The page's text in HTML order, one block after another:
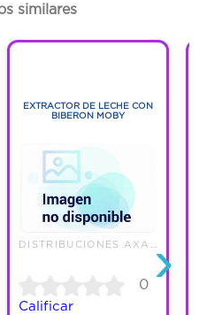
similares
EXTRACTOR DE LECHE CON
BIBERON MOBY
DISTRIBUCIONES AXA S.A.S.
0
Calificar
›